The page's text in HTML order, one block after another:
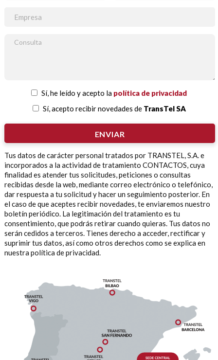
Sí, he leído y acepto la política de privacidad
Sí, acepto recibir novedades de TransTel SA
Tus datos de carácter personal tratados por TRANSTEL, S.A. e
incorporados a la actividad de tratamiento CONTACTOS, cuya
finalidad es atender tus solicitudes, peticiones o consultas
recibidas desde la web, mediante correo electrónico o telefónico,
dar respuesta a tu solicitud y hacer un seguimiento posterior. En
el caso de que aceptes recibir novedades, te enviaremos nuestro
boletín periódico. La legitimación del tratamiento es tu
consentimiento, que podrás retirar cuando quieras. Tus datos no
serán cedidos a terceros. Tienes derecho a acceder, rectificar y
suprimir tus datos, así como otros derechos como se explica en
nuestra política de privacidad.